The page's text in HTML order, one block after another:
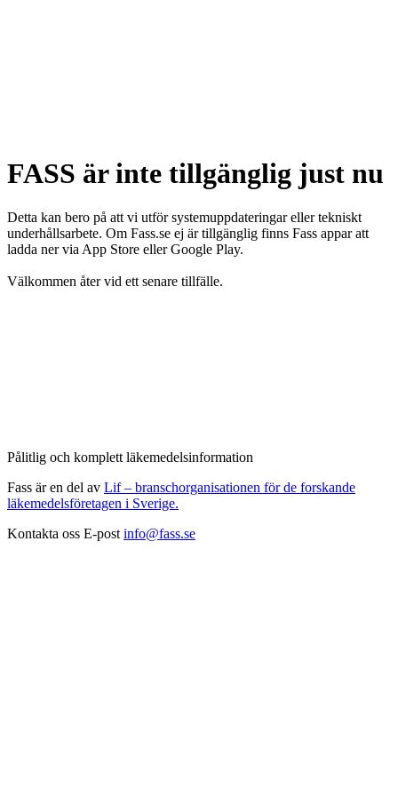
FASS är inte tillgänglig just nu
Detta kan bero på att vi utför systemuppdateringar eller tekniskt
underhållsarbete. Om Fass.se ej är tillgänglig finns Fass appar att
ladda ner via App Store eller Google Play.
Välkommen åter vid ett senare tillfälle.
Pålitlig och komplett läkemedelsinformation
Fass är en del av Lif – branschorganisationen för de forskande
läkemedelsföretagen i Sverige.
Kontakta oss E-post info@fass.se